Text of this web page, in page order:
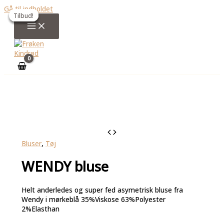
Gå til indholdet
Bluser, Tøj
WENDY bluse
Helt anderledes og super fed asymetrisk bluse fra
Wendy i mørkeblå 35%Viskose 63%Polyester
2%Elasthan
Tilbud!
Tilbud!
Tilbud!
Tilbud!